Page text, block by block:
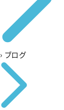
› ブログ